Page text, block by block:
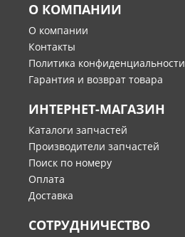
О КОМПАНИИ
О компании
Контакты
Политика конфиденциальности
Гарантия и возврат товара
ИНТЕРНЕТ-МАГАЗИН
Каталоги запчастей
Производители запчастей
Поиск по номеру
Оплата
Доставка
СОТРУДНИЧЕСТВО